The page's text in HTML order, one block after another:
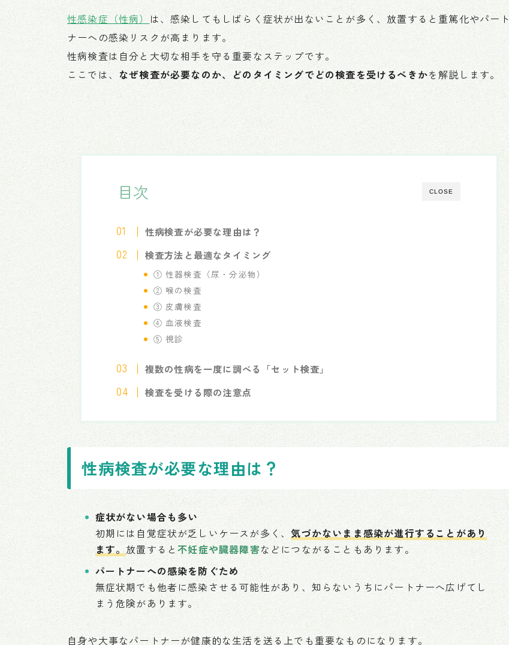
性感染症（性病） は、感染してもしばらく症状が出ないことが多く、放置すると重篤化やパート
ナーへの感染リスクが高まります。
性病検査は自分と大切な相手を守る重要なステップです。
ここでは、 なぜ検査が必要なのか、どのタイミングでどの検査を受けるべきかを解説します。
CLOSE
目次
性病検査が必要な理由は？
検査方法と最適なタイミング
① 性器検査（尿・分泌物）
② 喉の検査
③ 皮膚検査
④ 血液検査
⑤ 視診
複数の性病を一度に調べる「セット検査」
検査を受ける際の注意点
性病検査が必要な理由は？
症状がない場合も多い
初期には自覚症状が乏しいケースが多く、気づかないまま感染が進行することがあり
ます。 放置すると不妊症や臓器障害などにつながることもあります。
パートナーへの感染を防ぐため
無症状期でも他者に感染させる可能性があり、知らないうちにパートナーへ広げてし
まう危険があります。
自身や大事なパートナーが健康的な生活を送る上でも重要なものになります。